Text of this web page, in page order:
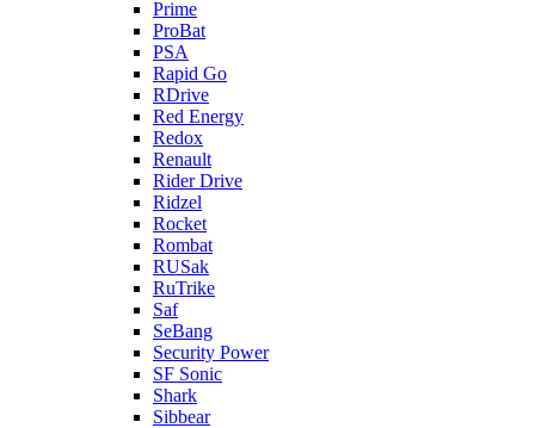
Prime
ProBat
PSA
Rapid Go
RDrive
Red Energy
Redox
Renault
Rider Drive
Ridzel
Rocket
Rombat
RUSak
RuTrike
Saf
SeBang
Security Power
SF Sonic
Shark
Sibbear